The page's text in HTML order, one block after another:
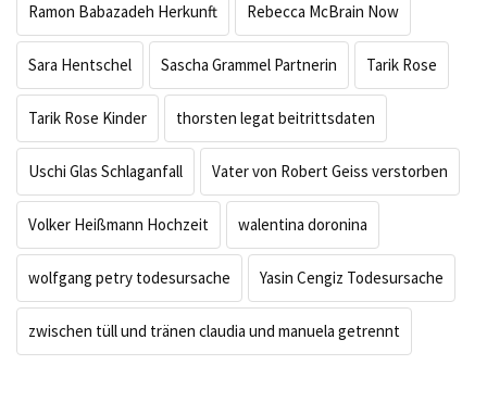
Ramon Babazadeh Herkunft Rebecca McBrain Now
Sara Hentschel Sascha Grammel Partnerin Tarik Rose
Tarik Rose Kinder thorsten legat beitrittsdaten
Uschi Glas Schlaganfall Vater von Robert Geiss verstorben
Volker Heißmann Hochzeit walentina doronina
wolfgang petry todesursache Yasin Cengiz Todesursache
zwischen tüll und tränen claudia und manuela getrennt